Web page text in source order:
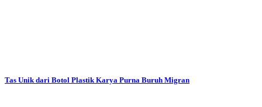
Tas Unik dari Botol Plastik Karya Purna Buruh Migran